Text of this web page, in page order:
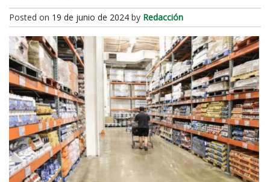
Posted on 19 de junio de 2024 by Redacción